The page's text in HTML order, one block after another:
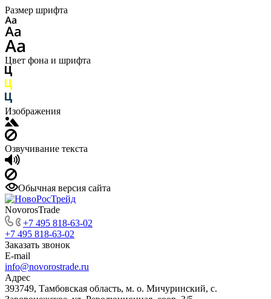
Размер шрифта
Цвет фона и шрифта
Изображения
Озвучивание текста
Обычная версия сайта
NovorosTrade
+7 495 818-63-02
+7 495 818-63-02
Заказать звонок
E-mail
info@novorostrade.ru
Адрес
393749, Тамбовская область, м. о. Мичуринский, с.